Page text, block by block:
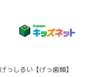
げっしるい【げっ歯類】